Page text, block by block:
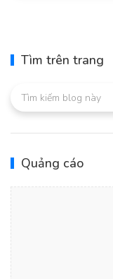
Tìm trên trang
Quảng cáo